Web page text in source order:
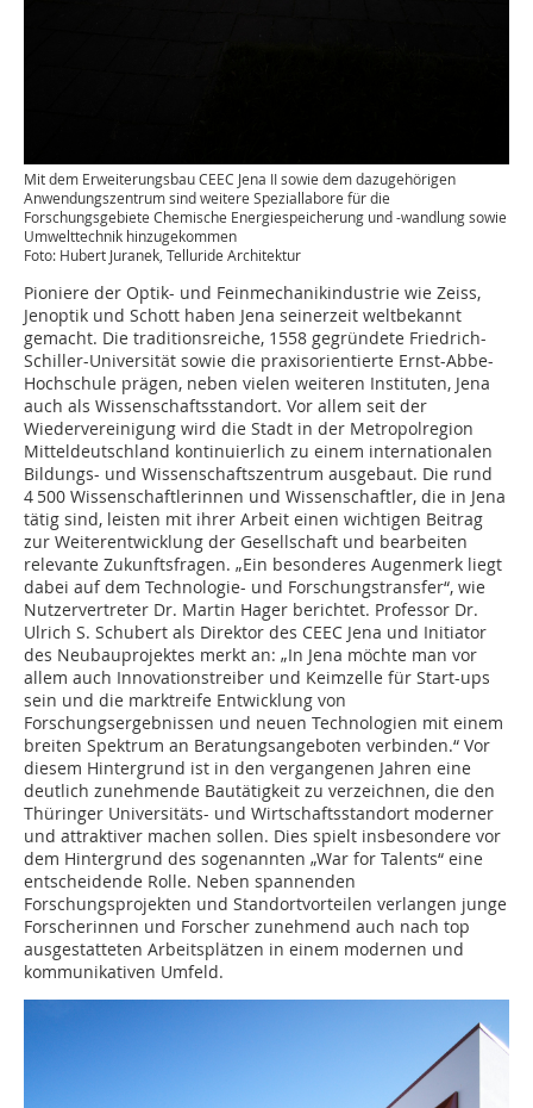
Mit dem Erweiterungsbau CEEC Jena II sowie dem dazugehörigen
Anwendungszentrum sind weitere Speziallabore für die
Forschungsgebiete Chemische Energiespeicherung und -wandlung sowie
Umwelttechnik hinzugekommen
Foto: Hubert Juranek, Telluride Architektur
Pioniere der Optik- und Feinmechanikindustrie wie Zeiss,
Jenoptik und Schott haben Jena seinerzeit weltbekannt
gemacht. Die traditionsreiche, 1558 gegründete Friedrich-
Schiller-Universität sowie die praxisorientierte Ernst-Abbe-
Hochschule prägen, neben vielen weiteren Instituten, Jena
auch als Wissenschaftsstandort. Vor allem seit der
Wiedervereinigung wird die Stadt in der Metropolregion
Mitteldeutschland kontinuierlich zu einem internationalen
Bildungs- und Wissenschaftszentrum ausgebaut. Die rund
4 500 Wissenschaftlerinnen und Wissenschaftler, die in Jena
tätig sind, leisten mit ihrer Arbeit einen wichtigen Beitrag
zur Weiterentwicklung der Gesellschaft und bearbeiten
relevante Zukunftsfragen. „Ein besonderes Augenmerk liegt
dabei auf dem Technologie- und Forschungstransfer“, wie
Nutzervertreter Dr. Martin Hager berichtet. Professor Dr.
Ulrich S. Schubert als Direktor des CEEC Jena und Initiator
des Neubauprojektes merkt an: „In Jena möchte man vor
allem auch Innovationstreiber und Keimzelle für Start-ups
sein und die marktreife Entwicklung von
Forschungsergebnissen und neuen Technologien mit einem
breiten Spektrum an Beratungsangeboten verbinden.“ Vor
diesem Hintergrund ist in den vergangenen Jahren eine
deutlich zunehmende Bautätigkeit zu verzeichnen, die den
Thüringer Universitäts- und Wirtschaftsstandort moderner
und attraktiver machen sollen. Dies spielt insbesondere vor
dem Hintergrund des sogenannten „War for Talents“ eine
entscheidende Rolle. Neben spannenden
Forschungsprojekten und Standortvorteilen verlangen junge
Forscherinnen und Forscher zunehmend auch nach top
ausgestatteten Arbeitsplätzen in einem modernen und
kommunikativen Umfeld.